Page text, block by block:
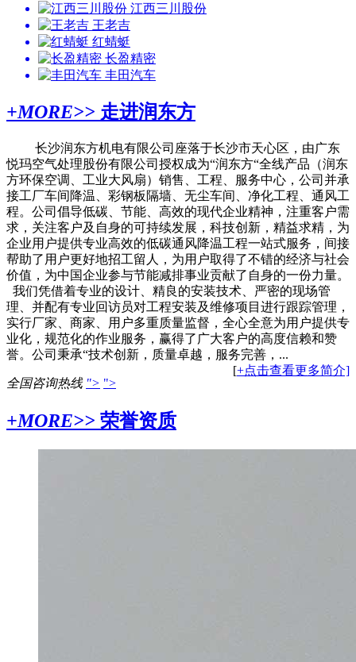
江西三川股份
王老吉
红蜻蜓
长盈精密
丰田汽车
+MORE>> 走进润东方
长沙润东方机电有限公司座落于长沙市天心区，由广东
悦玛空气处理股份有限公司授权成为“润东方“全线产品（润东
方环保空调、工业大风扇）销售、工程、服务中心，公司并承
接工厂车间降温、彩钢板隔墙、无尘车间、净化工程、通风工
程。公司倡导低碳、节能、高效的现代企业精神，注重客户需
求，关注客户及自身的可持续发展，科技创新，精益求精，为
企业用户提供专业高效的低碳通风降温工程一站式服务，间接
帮助了用户更好地招工留人，为用户取得了不错的经济与社会
价值，为中国企业参与节能减排事业贡献了自身的一份力量。
我们凭借着专业的设计、精良的安装技术、严密的现场管
理、并配有专业回访员对工程安装及维修项目进行跟踪管理，
实行厂家、商家、用户多重质量监督，全心全意为用户提供专
业化，规范化的作业服务，赢得了广大客户的高度信赖和赞
誉。公司秉承“技术创新，质量卓越，服务完善，...
[+点击查看更多简介]
全国咨询热线 "> ">
+MORE>> 荣誉资质